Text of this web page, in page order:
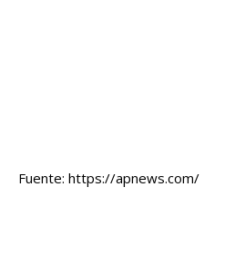
Fuente: https://apnews.com/